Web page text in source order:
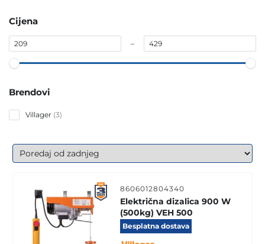
Cijena
–
Brendovi
Villager 33
8606012804340
Električna dizalica 900 W
(500kg) VEH 500
Besplatna dostava